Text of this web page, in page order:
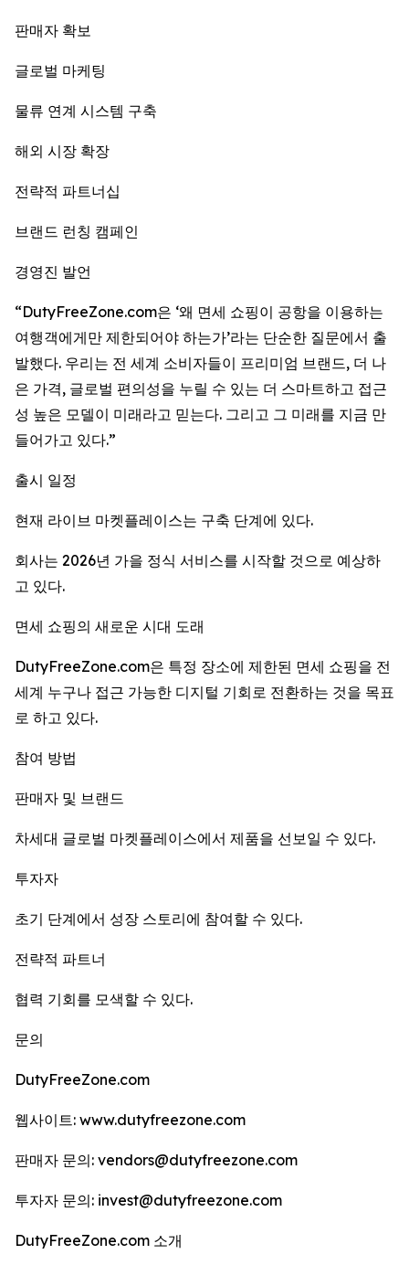
판매자 확보
글로벌 마케팅
물류 연계 시스템 구축
해외 시장 확장
전략적 파트너십
브랜드 런칭 캠페인
경영진 발언
“DutyFreeZone.com은 ‘왜 면세 쇼핑이 공항을 이용하는
여행객에게만 제한되어야 하는가’라는 단순한 질문에서 출
발했다. 우리는 전 세계 소비자들이 프리미엄 브랜드, 더 나
은 가격, 글로벌 편의성을 누릴 수 있는 더 스마트하고 접근
성 높은 모델이 미래라고 믿는다. 그리고 그 미래를 지금 만
들어가고 있다.”
출시 일정
현재 라이브 마켓플레이스는 구축 단계에 있다.
회사는 2026년 가을 정식 서비스를 시작할 것으로 예상하
고 있다.
면세 쇼핑의 새로운 시대 도래
DutyFreeZone.com은 특정 장소에 제한된 면세 쇼핑을 전
세계 누구나 접근 가능한 디지털 기회로 전환하는 것을 목표
로 하고 있다.
참여 방법
판매자 및 브랜드
차세대 글로벌 마켓플레이스에서 제품을 선보일 수 있다.
투자자
초기 단계에서 성장 스토리에 참여할 수 있다.
전략적 파트너
협력 기회를 모색할 수 있다.
문의
DutyFreeZone.com
웹사이트: www.dutyfreezone.com
판매자 문의: vendors@dutyfreezone.com
투자자 문의: invest@dutyfreezone.com
DutyFreeZone.com 소개